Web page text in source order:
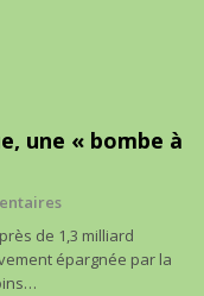
une « bombe à
de 1,3 milliard
épargnée par la